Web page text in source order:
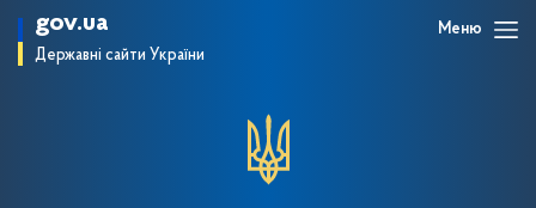
gov.ua
Державні сайти України
Меню